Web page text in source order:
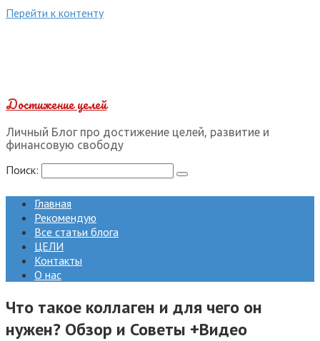
Перейти к контенту
Достижение целей
Личный Блог про достижение целей, развитие и
финансовую свободу
Поиск:
Главная
Рекомендую
Все статьи блога
ЦЕЛИ
Контакты
О нас
Что такое коллаген и для чего он
нужен? Обзор и Советы +Видео